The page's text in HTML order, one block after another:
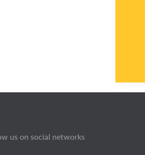
us on social networks